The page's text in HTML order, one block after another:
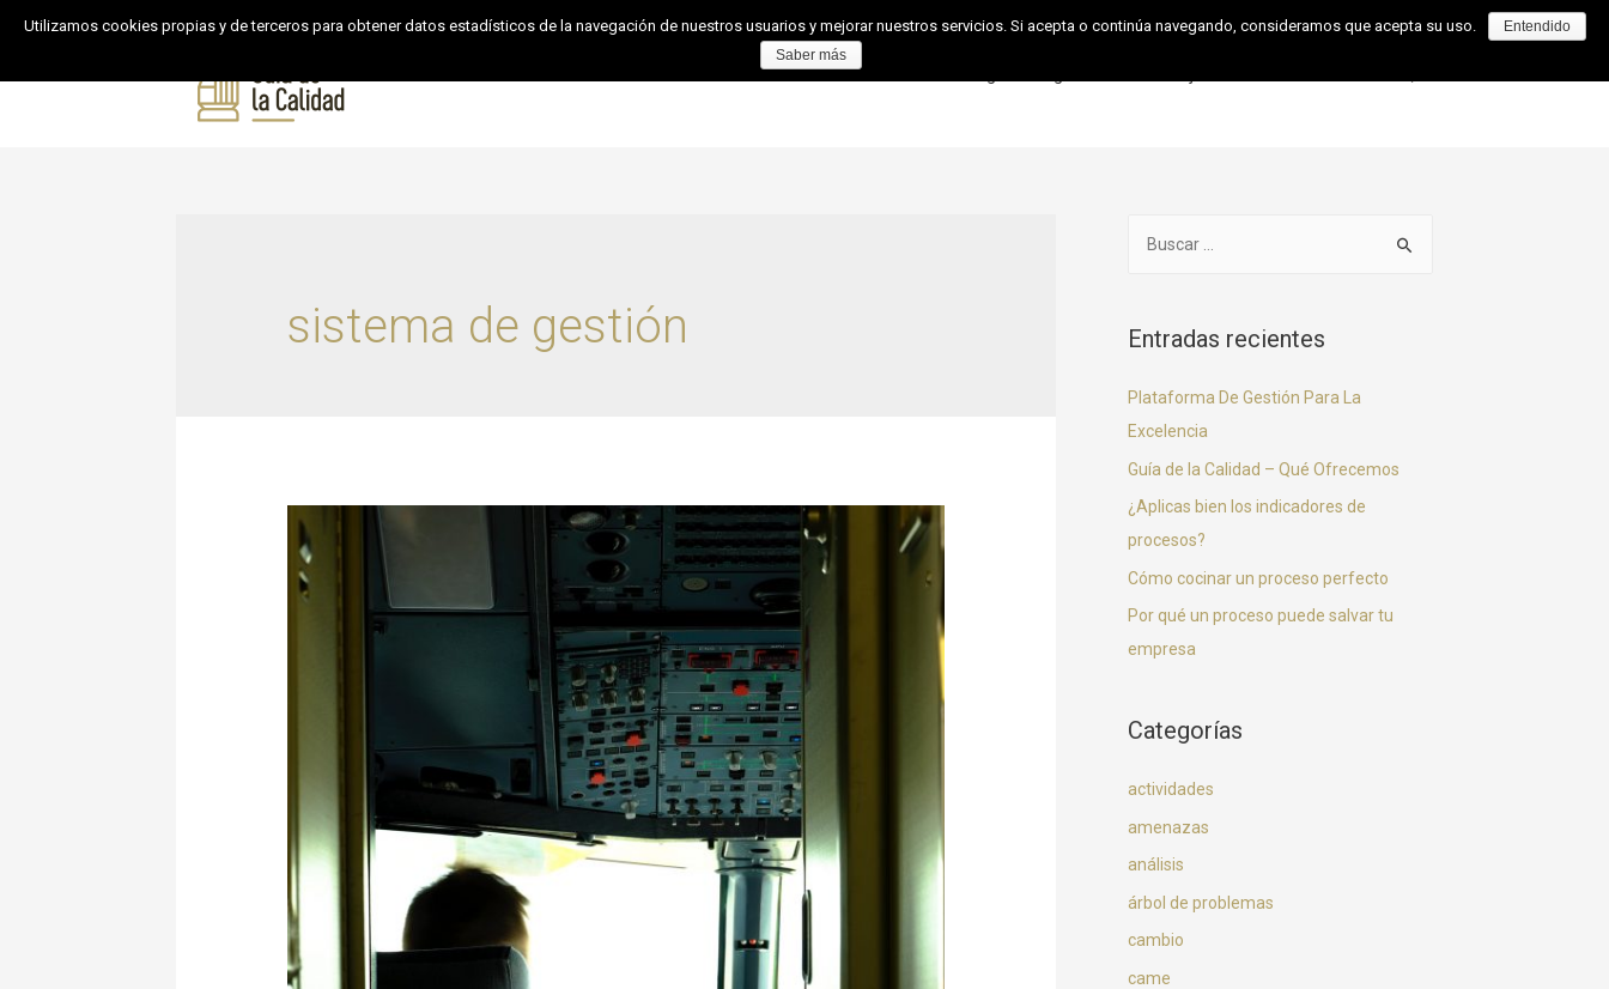
Área de Usuario
sistema de gestión Entradas recientes
Plataforma De Gestión Para La
Excelencia
Guía de la Calidad – Qué Ofrecemos
¿Aplicas bien los indicadores de
procesos?
Cómo cocinar un proceso perfecto
Por qué un proceso puede salvar tu
empresa
Categorías
actividades
amenazas
análisis
árbol de problemas
cambio
came
Utilizamos cookies propias y de terceros para obtener datos estadísticos de la navegación de nuestros usuarios y mejorar nuestros servicios. Si acepta o continúa navegando, consideramos que acepta su uso.
Entendido
Saber más